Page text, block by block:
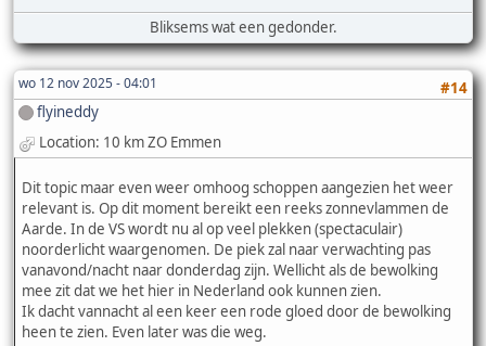
Bliksems wat een gedonder.
wo 12 nov 2025 - 04:01
#14
flyineddy
Location: 10 km ZO Emmen
Dit topic maar even weer omhoog schoppen aangezien het weer
relevant is. Op dit moment bereikt een reeks zonnevlammen de
Aarde. In de VS wordt nu al op veel plekken (spectaculair)
noorderlicht waargenomen. De piek zal naar verwachting pas
vanavond/nacht naar donderdag zijn. Wellicht als de bewolking
mee zit dat we het hier in Nederland ook kunnen zien.
Ik dacht vannacht al een keer een rode gloed door de bewolking
heen te zien. Even later was die weg.